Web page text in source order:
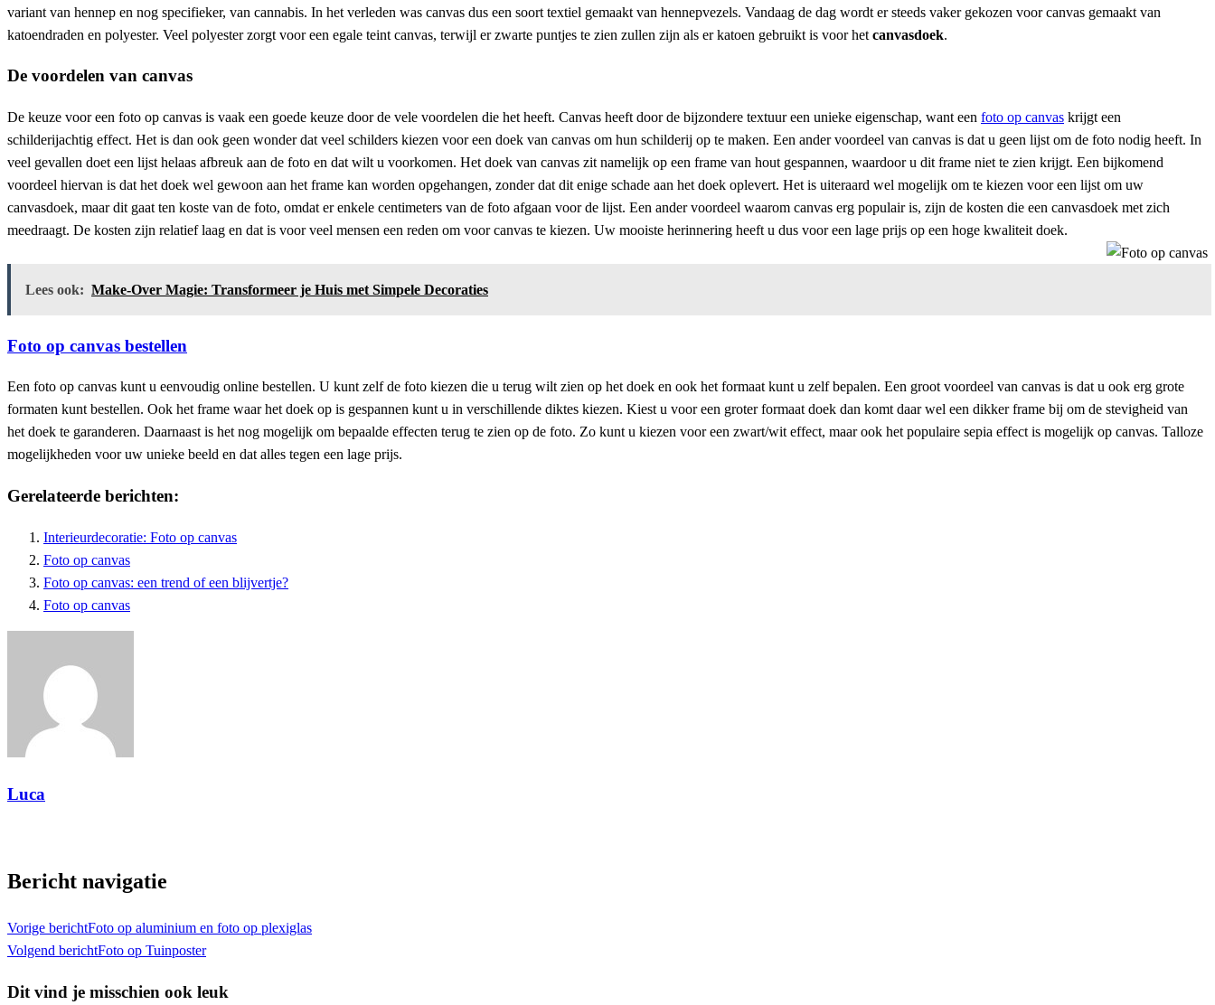
variant van hennep en nog specifieker, van cannabis. In het verleden was canvas dus een soort textiel gemaakt van hennepvezels. Vandaag de dag wordt er steeds vaker gekozen voor canvas gemaakt van
katoendraden en polyester. Veel polyester zorgt voor een egale teint canvas, terwijl er zwarte puntjes te zien zullen zijn als er katoen gebruikt is voor het canvasdoek.
De voordelen van canvas
De keuze voor een foto op canvas is vaak een goede keuze door de vele voordelen die het heeft. Canvas heeft door de bijzondere textuur een unieke eigenschap, want een foto op canvas krijgt een
schilderijachtig effect. Het is dan ook geen wonder dat veel schilders kiezen voor een doek van canvas om hun schilderij op te maken. Een ander voordeel van canvas is dat u geen lijst om de foto nodig heeft. In
veel gevallen doet een lijst helaas afbreuk aan de foto en dat wilt u voorkomen. Het doek van canvas zit namelijk op een frame van hout gespannen, waardoor u dit frame niet te zien krijgt. Een bijkomend
voordeel hiervan is dat het doek wel gewoon aan het frame kan worden opgehangen, zonder dat dit enige schade aan het doek oplevert. Het is uiteraard wel mogelijk om te kiezen voor een lijst om uw
canvasdoek, maar dit gaat ten koste van de foto, omdat er enkele centimeters van de foto afgaan voor de lijst. Een ander voordeel waarom canvas erg populair is, zijn de kosten die een canvasdoek met zich
meedraagt. De kosten zijn relatief laag en dat is voor veel mensen een reden om voor canvas te kiezen. Uw mooiste herinnering heeft u dus voor een lage prijs op een hoge kwaliteit doek.
Lees ook: Make-Over Magie: Transformeer je Huis met Simpele Decoraties
Foto op canvas bestellen
Een foto op canvas kunt u eenvoudig online bestellen. U kunt zelf de foto kiezen die u terug wilt zien op het doek en ook het formaat kunt u zelf bepalen. Een groot voordeel van canvas is dat u ook erg grote
formaten kunt bestellen. Ook het frame waar het doek op is gespannen kunt u in verschillende diktes kiezen. Kiest u voor een groter formaat doek dan komt daar wel een dikker frame bij om de stevigheid van
het doek te garanderen. Daarnaast is het nog mogelijk om bepaalde effecten terug te zien op de foto. Zo kunt u kiezen voor een zwart/wit effect, maar ook het populaire sepia effect is mogelijk op canvas. Talloze
mogelijkheden voor uw unieke beeld en dat alles tegen een lage prijs.
Gerelateerde berichten:
Interieurdecoratie: Foto op canvas
Foto op canvas
Foto op canvas: een trend of een blijvertje?
Foto op canvas
Luca
Bericht navigatie
Vorige berichtFoto op aluminium en foto op plexiglas
Volgend berichtFoto op Tuinposter
Dit vind je misschien ook leuk